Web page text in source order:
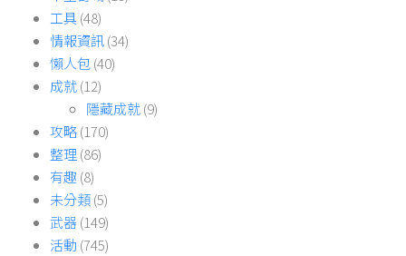
工具(48)
情報資訊(34)
懶人包(40)
成就(12)
隱藏成就(9)
攻略(170)
整理(86)
有趣(8)
未分類(5)
武器(149)
活動 (745)